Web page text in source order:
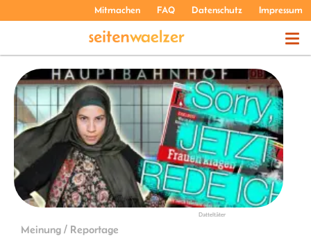
Mitmachen FAQ Datenschutz Impressum
THEMEN
PODCASTS
ÜBER UNS
Datteltäter
Meinung / Reportage